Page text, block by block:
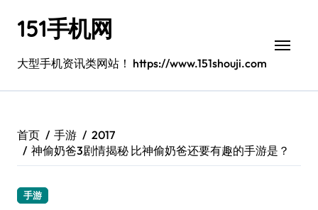
151手机网
大型手机资讯类网站！ https://www.151shouji.com
首页 手游
2017
神偷奶爸3剧情揭秘 比神偷奶爸还要有趣的手游是？
手游